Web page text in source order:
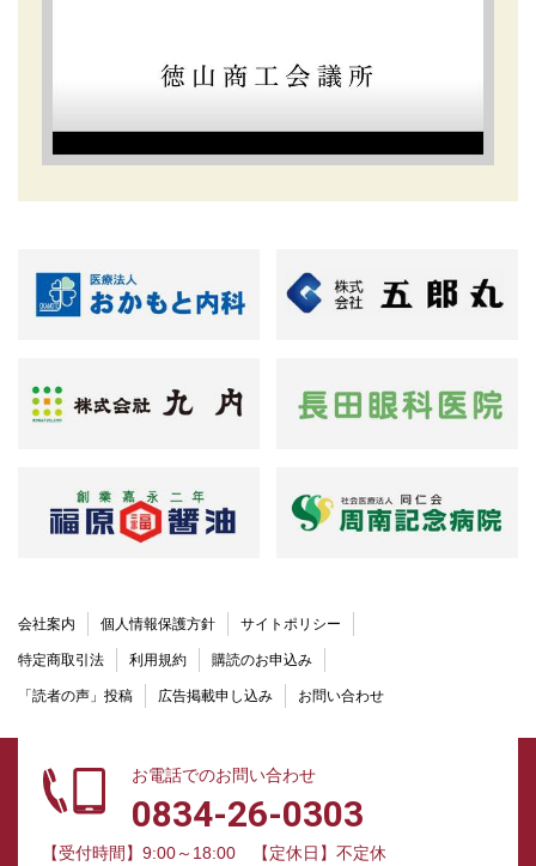
会社案内 個人情報保護方針 サイトポリシー
特定商取引法 利用規約 購読のお申込み
「読者の声」投稿 広告掲載申し込み お問い合わせ
お電話でのお問い合わせ
0834-26-0303
【受付時間】9:00～18:00 【定休日】不定休